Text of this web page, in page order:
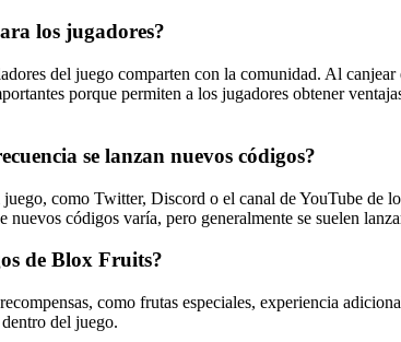
los jugadores?
del juego comparten con la comunidad. Al
porque permiten a los jugadores obtener
se lanzan nuevos códigos?
como Twitter, Discord o el canal de YouTube de
códigos varía, pero generalmente se suelen
de Blox Fruits?
como frutas especiales, experiencia
del juego.